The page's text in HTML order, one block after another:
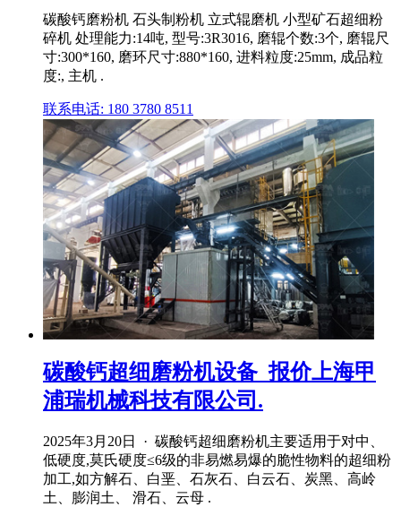
碳酸钙磨粉机 石头制粉机 立式辊磨机 小型矿石超细粉
碎机 处理能力:14吨, 型号:3R3016, 磨辊个数:3个, 磨辊尺
寸:300*160, 磨环尺寸:880*160, 进料粒度:25mm, 成品粒
度:, 主机 .
联系电话: 180 3780 8511
碳酸钙超细磨粉机设备_报价上海甲
浦瑞机械科技有限公司.
2025年3月20日 · 碳酸钙超细磨粉机主要适用于对中、
低硬度,莫氏硬度≤6级的非易燃易爆的脆性物料的超细粉
加工,如方解石、白垩、石灰石、白云石、炭黑、高岭
土、膨润土、 滑石、云母 .